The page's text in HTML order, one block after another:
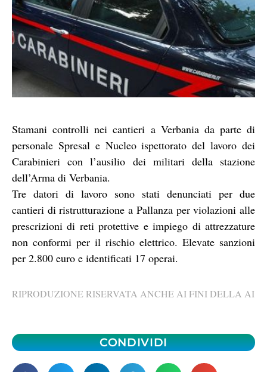
Stamani controlli nei cantieri a Verbania da parte di
personale Spresal e Nucleo ispettorato del lavoro dei
Carabinieri con l’ausilio dei militari della stazione
dell’Arma di Verbania.
Tre datori di lavoro sono stati denunciati per due
cantieri di ristrutturazione a Pallanza per violazioni alle
prescrizioni di reti protettive e impiego di attrezzature
non conformi per il rischio elettrico. Elevate sanzioni
per 2.800 euro e identificati 17 operai.
RIPRODUZIONE RISERVATA ANCHE AI FINI DELLA AI
CONDIVIDI